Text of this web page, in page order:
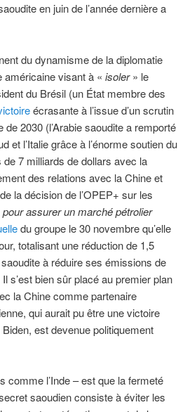
en juin de l’année dernière a
du dynamisme de la diplomatie
américaine visant à « isoler» le
du Brésil (un État membre des
écrasante à l’issue d’un scrutin
2030 (l’Arabie saoudite a remporté
et l’Italie grâce à l’énorme soutien du
7 milliards de dollars avec la
des relations avec la Chine et
la décision de l’OPEP+ sur les
pour assurer un marché pétrolier
du groupe le 30 novembre qu’elle
totalisant une réduction de 1,5
saoudite à réduire ses émissions de
s’est bien sûr placé au premier plan
la Chine comme partenaire
qui aurait pu être une victoire
est devenue politiquement
comme l’Inde – est que la fermeté
saoudien consiste à éviter les